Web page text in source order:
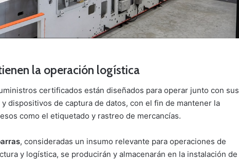
la operación logística
certificados están diseñados para operar junto con sus
dispositivos de captura de datos, con el fin de mantener la
como el etiquetado y rastreo de mercancías.
, consideradas un insumo relevante para operaciones de
y logística, se producirán y almacenarán en la instalación de